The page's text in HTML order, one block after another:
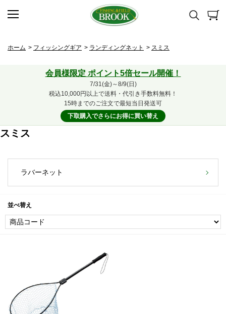
ホーム > フィッシングギア > ランディングネット > スミス
会員様限定 ポイント5倍セール開催！
7/31(金)～8/9(日)
税込10,000円以上で送料・代引き手数料無料！
15時までのご注文で最短当日発送可
下取購入でさらにお得に買い替え
スミス
ラバーネット
並べ替え